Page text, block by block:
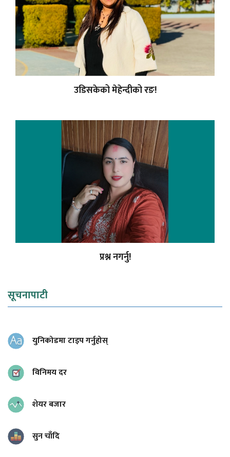
उडिसकेको मेहेन्दीको रङ!
प्रश्न नगर्नु!
सूचनापाटी
युनिकोडमा टाइप गर्नुहोस्
विनिमय दर
शेयर बजार
सुन चाँदि